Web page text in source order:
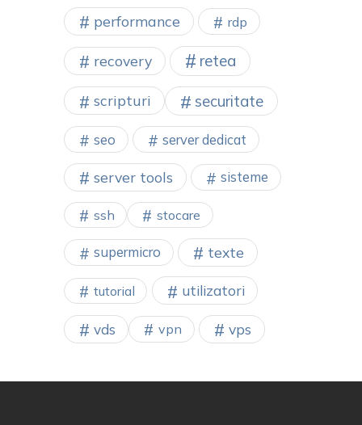
performance rdp
recovery retea
scripturi securitate
seo server dedicat
server tools sisteme
ssh stocare
supermicro texte
tutorial utilizatori
vds vpn vps